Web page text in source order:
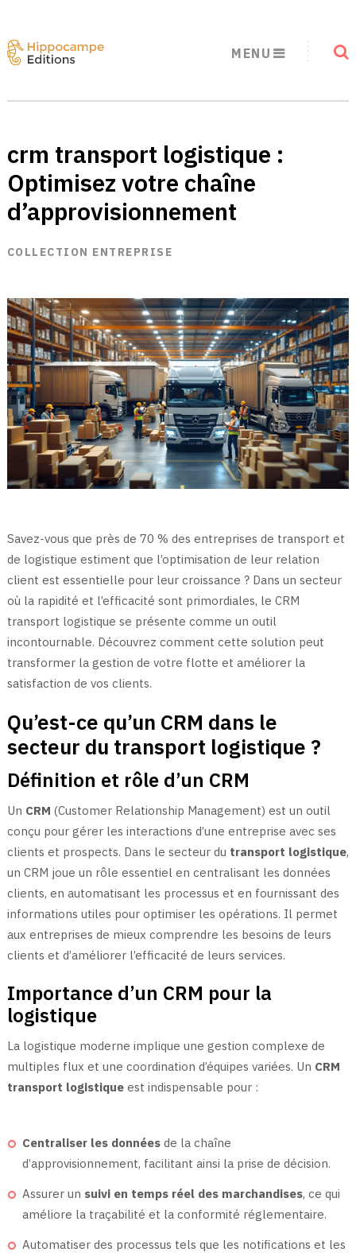
MENU
crm transport logistique :
Optimisez votre chaîne
d’approvisionnement
COLLECTION ENTREPRISE
Savez-vous que près de 70 % des entreprises de transport et
de logistique estiment que l’optimisation de leur relation
client est essentielle pour leur croissance ? Dans un secteur
où la rapidité et l’efficacité sont primordiales, le CRM
transport logistique se présente comme un outil
incontournable. Découvrez comment cette solution peut
transformer la gestion de votre flotte et améliorer la
satisfaction de vos clients.
Qu’est-ce qu’un CRM dans le
secteur du transport logistique ?
Définition et rôle d’un CRM
Un CRM (Customer Relationship Management) est un outil
conçu pour gérer les interactions d’une entreprise avec ses
clients et prospects. Dans le secteur du transport logistique,
un CRM joue un rôle essentiel en centralisant les données
clients, en automatisant les processus et en fournissant des
informations utiles pour optimiser les opérations. Il permet
aux entreprises de mieux comprendre les besoins de leurs
clients et d’améliorer l’efficacité de leurs services.
Importance d’un CRM pour la
logistique
La logistique moderne implique une gestion complexe de
multiples flux et une coordination d’équipes variées. Un CRM
transport logistiqueest indispensable pour :
Centraliser les données de la chaîne
d’approvisionnement, facilitant ainsi la prise de décision.
Assurer un suivi en temps réel des marchandises, ce qui
améliore la traçabilité et la conformité réglementaire.
Automatiser des processus tels que les notifications et les